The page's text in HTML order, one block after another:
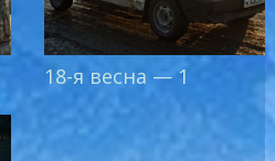
18-я весна — 1